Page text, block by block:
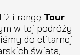
i rangę Tour
w tej podróży
do elitarnej
świata,